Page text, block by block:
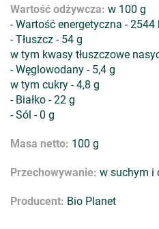
Wartość odżywcza: w 100 g
- Wartość energetyczna -
- Tłuszcz - 54 g
w tym kwasy tłuszczowe
- Węglowodany - 5,4 g
w tym cukry - 4,8 g
- Białko - 22 g
- Sól - 0 g
Masa netto: 100 g
Przechowywanie: w suchym i
Producent: Bio Planet